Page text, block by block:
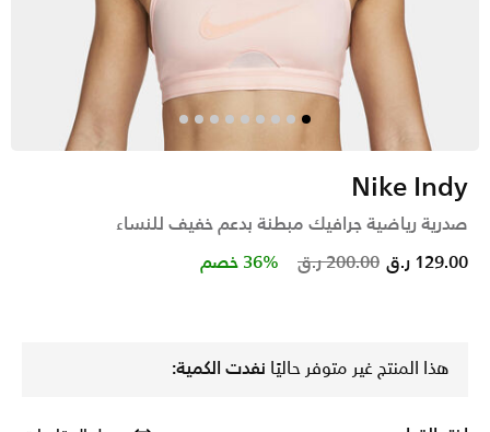
Nike Indy
صدرية رياضية جرافيك مبطنة بدعم خفيف للنساء
Price reduced from
200.00 ر.ق to 129.00 ر.ق 36% خصم
هذا المنتج غير متوفر حاليًا نفدت الكمية: